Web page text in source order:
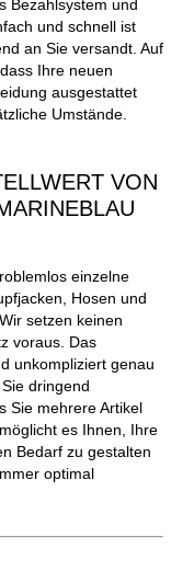
Bezahlsystem und
und schnell ist
an Sie versandt. Auf
Ihre neuen
ausgestattet
Umstände.
VON
einzelne
Hosen und
setzen keinen
voraus. Das
unkompliziert genau
dringend
Sie mehrere Artikel
es Ihnen, Ihre
Bedarf zu gestalten
optimal